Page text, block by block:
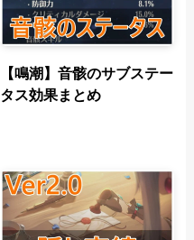
【鳴潮】音骸のサブステー
タス効果まとめ